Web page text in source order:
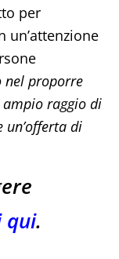
per
un’attenzione
nel proporre
raggio di
di
qui.